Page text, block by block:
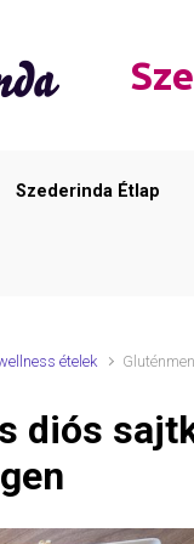
Szederinda Étlap
ételek
diós